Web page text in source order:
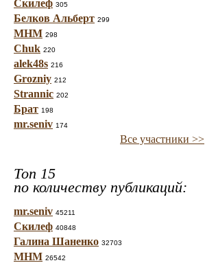
Скилеф 305
Белков Альберт 299
МНМ 298
Chuk 220
alek48s 216
Grozniy 212
Strannic 202
Брат 198
mr.seniv 174
Все участники >>
Топ 15
по количеству публикаций:
mr.seniv 45211
Скилеф 40848
Галина Шаненко 32703
МНМ 26542